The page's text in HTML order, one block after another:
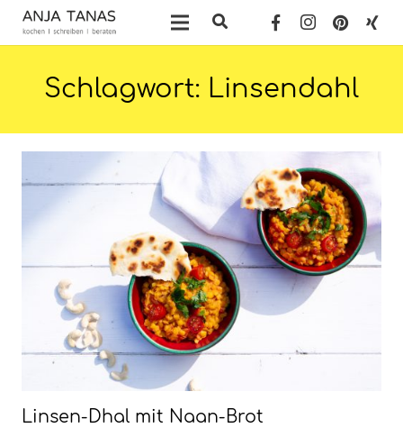
Schlagwort: Linsendahl
Linsen-Dhal mit Naan-Brot